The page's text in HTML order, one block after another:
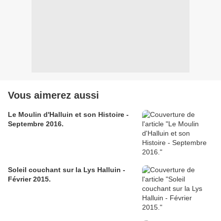
Vous aimerez aussi
Le Moulin d'Halluin et son Histoire -
Septembre 2016.
Soleil couchant sur la Lys Halluin -
Février 2015.